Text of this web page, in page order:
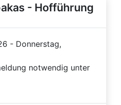
- Hofführung
- Donnerstag,
notwendig unter